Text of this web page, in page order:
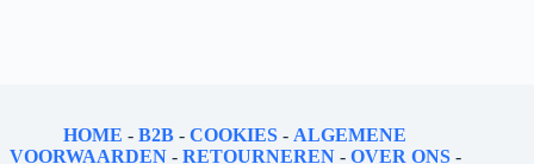
HOME -B2B -COOKIES - ALGEMENE
VOORWAARDEN- RETOURNEREN- OVER ONS-